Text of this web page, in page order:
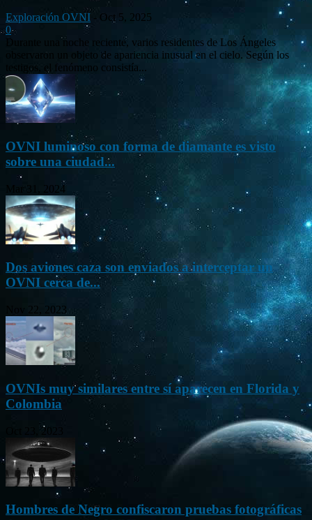
Exploración OVNI - Oct 5, 2025
0
Durante una noche reciente, varios residentes de Los Ángeles
observaron un objeto de apariencia inusual en el cielo. Según los
testigos, el fenómeno consistía...
OVNI luminoso con forma de diamante es visto
sobre una ciudad...
Mar 31, 2024
Dos aviones caza son enviados a interceptar un
OVNI cerca de...
Nov 22, 2023
OVNIs muy similares entre sí aparecen en Florida y
Colombia
Oct 23, 2023
Hombres de Negro confiscaron pruebas fotográficas